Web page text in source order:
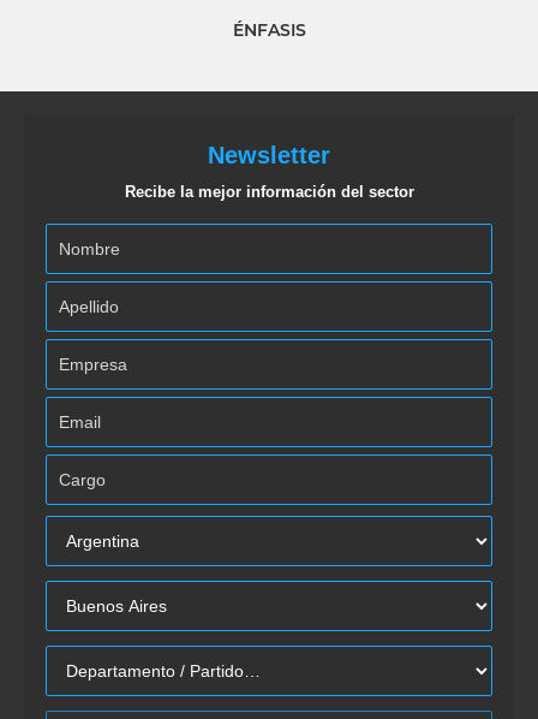
ÉNFASIS
Newsletter
Recibe la mejor información del sector